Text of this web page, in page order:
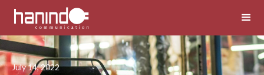
July 14, 2022